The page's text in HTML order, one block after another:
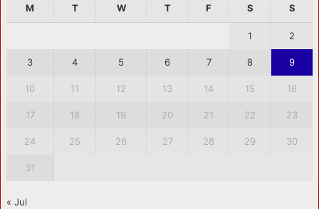
M T W T F S S
1 2
3 4 5 6 7 8 9
10 11 12 13 14 15 16
17 18 19 20 21 22 23
24 25 26 27 28 29 30
31
« Jul